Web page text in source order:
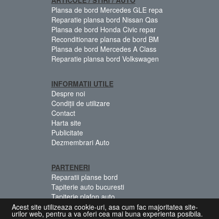
Plansa de bord Mercedes GLE repa
Reparatie plansa bord Nissan Qas
Plansa de bord Honda Civic repar
Reconditionare plansa de bord BM
Plansa de bord Mercedes A Class
Reparatie plansa bord Volkswagen
INFORMATII UTILE
Despre noi
Condiții de utilizare
Contact
Harta site
Publicitate
Dezmembrari Auto
PARTENERI
Reparatii planse bord
Tapiterie auto bucuresti
Tapiterie plafon auto
Centuri siguranta colorate
Acest site utilizeaza cookie-uri, asa cum fac majoritatea site-
urilor web, pentru a va oferi cea mai buna experienta posibila.